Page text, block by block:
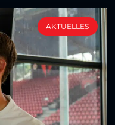
AKTUELLES